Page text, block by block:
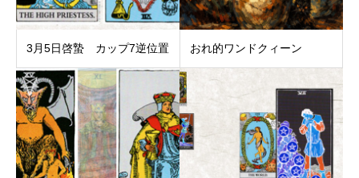
3月5日啓蟄 カップ7逆位置 おれ的ワンドクィーン